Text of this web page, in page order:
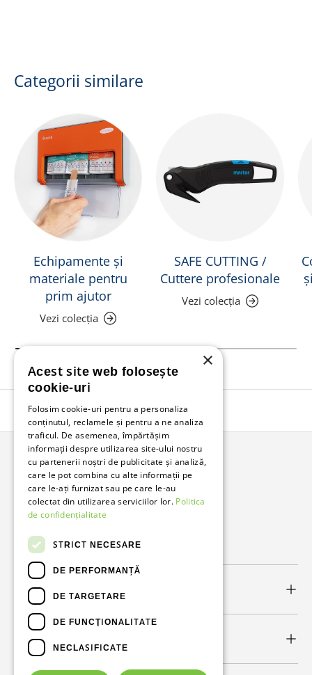
Categorii similare
Echipamente și
materiale pentru
prim ajutor
Vezi colecția
SAFE CUTTING /
Cuttere profesionale
Vezi colecția
Înapoi în sus
Bunzl Romania
Soluții complete pentru afacerea ta.
FacebookLinkedIn
Link-uri utile
Newsletter
×
Acest site web folosește
cookie-uri
Folosim cookie-uri pentru a personaliza
conținutul, reclamele și pentru a ne analiza
traficul. De asemenea, împărtășim
informații despre utilizarea site-ului nostru
cu partenerii noștri de publicitate și analiză,
care le pot combina cu alte informații pe
care le-ați furnizat sau pe care le-au
colectat din utilizarea serviciilor lor. Politica
de confidențialitate
STRICT NECESARE
DE PERFORMANȚĂ
DE TARGETARE
DE FUNCŢIONALITATE
NECLASIFICATE